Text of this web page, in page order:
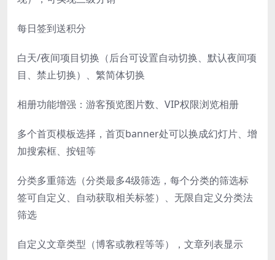
每日签到送积分
白天/夜间项目切换（后台可设置自动切换、默认夜间项
目、禁止切换）、繁简体切换
相册功能增强：游客预览图片数、VIP权限浏览相册
多个首页模板选择，首页banner处可以换成幻灯片、增
加搜索框、按钮等
分类多重筛选（分类最多4级筛选，每个分类的筛选标
签可自定义、自动获取相关标签）、无限自定义分类法
筛选
自定义文章类型（博客或教程等等），文章列表显示